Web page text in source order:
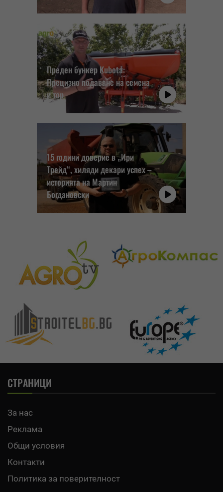
Преден бункер Kubota:
Прецизно подаване на семена
и тор
15 години доверие в „Ири
Трейд“, хиляди декари успех –
историята на Мартин
Богдановски
СТРАНИЦИ
За нас
Реклама
Общи условия
Контакти
Политика за поверителност